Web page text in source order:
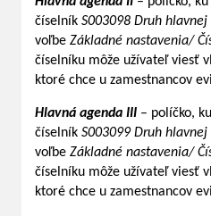
číselník S003098 Druh
voľbe Základné nastavenia/
číselníku môže užívateľ viesť
ktoré chce u zamestnancov
Hlavná agenda III – políčko,
číselník S003099 Druh
voľbe Základné nastavenia/
číselníku môže užívateľ viesť
ktoré chce u zamestnancov